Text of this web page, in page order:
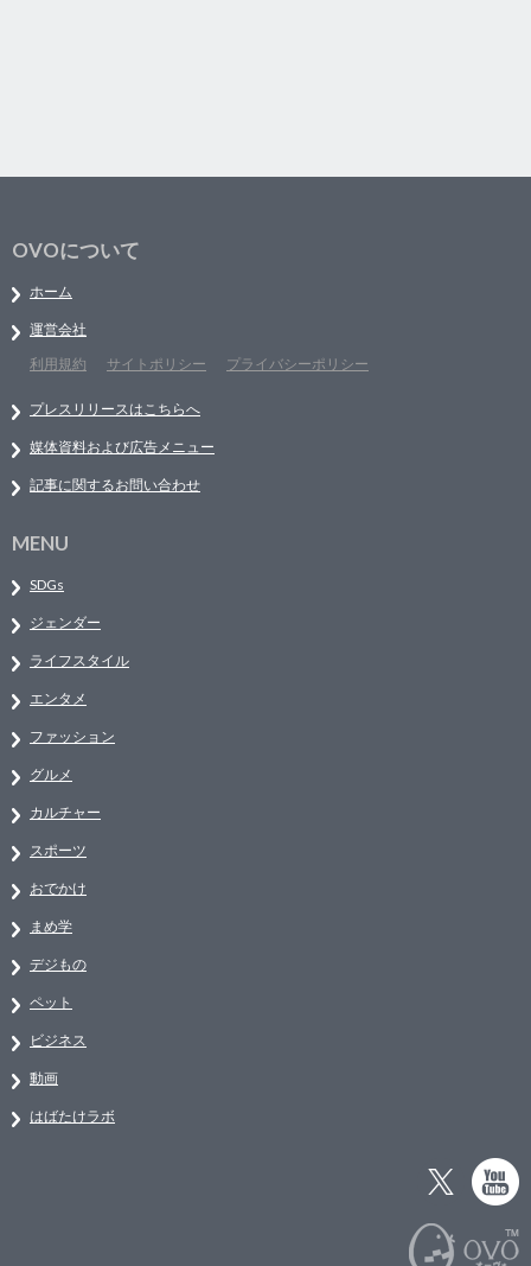
OVOについて
ホーム
運営会社
利用規約
サイトポリシー プライバシーポリシー
プレスリリースはこちらへ
媒体資料および広告メニュー
記事に関するお問い合わせ
MENU
SDGs
ジェンダー
ライフスタイル
エンタメ
ファッション
グルメ
カルチャー
スポーツ
おでかけ
まめ学
デジもの
ペット
ビジネス
動画
はばたけラボ